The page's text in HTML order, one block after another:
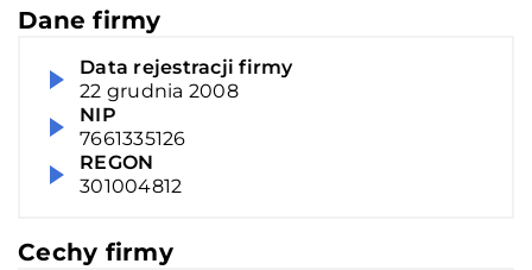
Dane firmy
Data rejestracji firmy
22 grudnia 2008
NIP
7661335126
REGON
301004812
Cechy firmy